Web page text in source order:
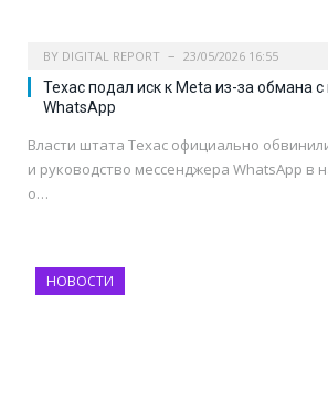
BY DIGITAL REPORT 23/05/2026 16:55
Техас подал иск к Meta из-за обмана
WhatsApp
Власти штата Техас официально
и руководство мессенджера WhatsApp в
о…
НОВОСТИ